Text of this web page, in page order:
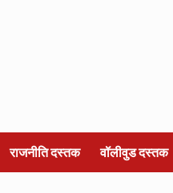
राजनीति दस्तक वॉलीवुड दस्तक